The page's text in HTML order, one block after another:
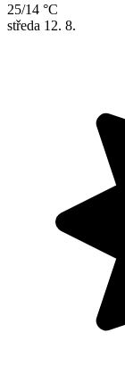
25/14 °C
středa 12. 8.